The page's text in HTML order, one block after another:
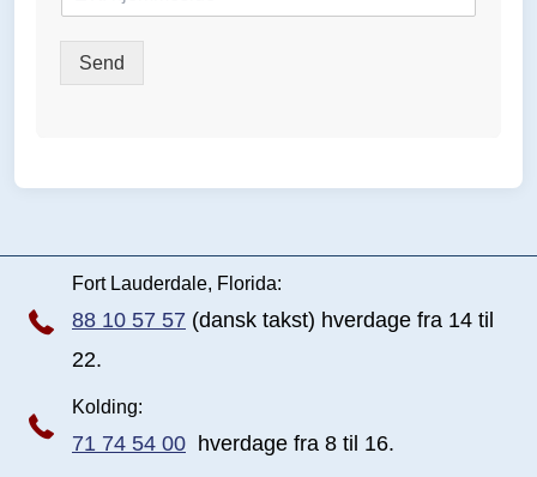
Send
Fort Lauderdale, Florida:
88 10 57 57 (dansk takst) hverdage fra 14 til
22.
Kolding:
71 74 54 00 hverdage fra 8 til 16.